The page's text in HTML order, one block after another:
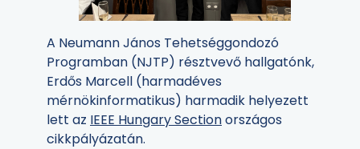
A Neumann János Tehetséggondozó
Programban (NJTP) résztvevő hallgatónk,
Erdős Marcell (harmadéves
mérnökinformatikus) harmadik helyezett
lett az IEEE Hungary Sectionországos
cikkpályázatán.